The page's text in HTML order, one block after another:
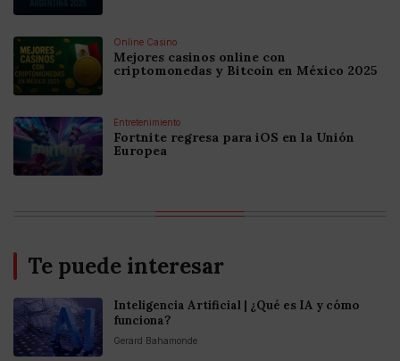
Online Casino
Mejores casinos online con
criptomonedas y Bitcoin en México 2025
Entretenimiento
Fortnite regresa para iOS en la Unión
Europea
Te puede interesar
Inteligencia Artificial | ¿Qué es IA y cómo
funciona?
Gerard Bahamonde